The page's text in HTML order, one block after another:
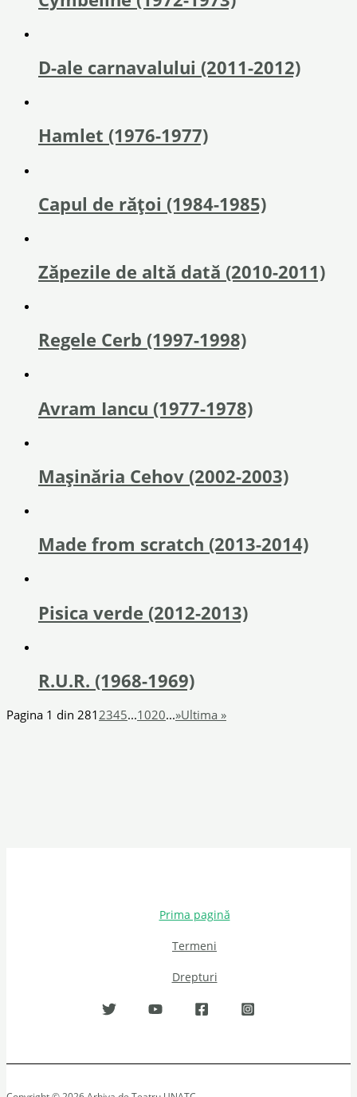
D-ale carnavalului (2011-2012)
Hamlet (1976-1977)
Capul de rățoi (1984-1985)
Zăpezile de altă dată (2010-2011)
Regele Cerb (1997-1998)
Avram Iancu (1977-1978)
Mașinăria Cehov (2002-2003)
Made from scratch (2013-2014)
Pisica verde (2012-2013)
R.U.R. (1968-1969)
Pagina 1 din 2812345...1020...»Ultima »
Prima pagină
Termeni
Drepturi